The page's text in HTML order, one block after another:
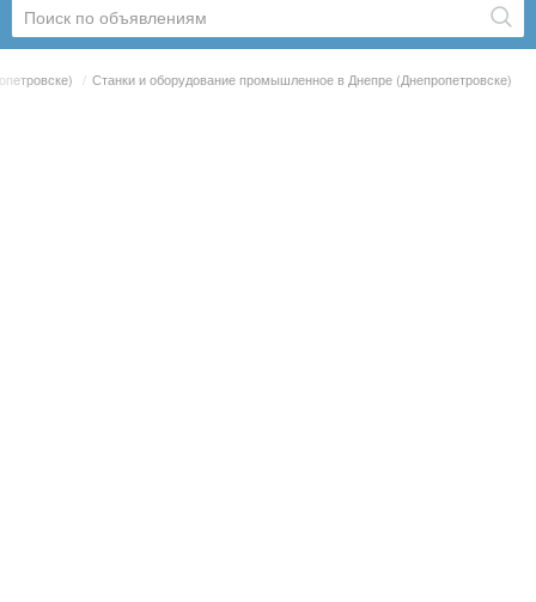
/ Станки и оборудование промышленное в Днепре (Днепропетровске)